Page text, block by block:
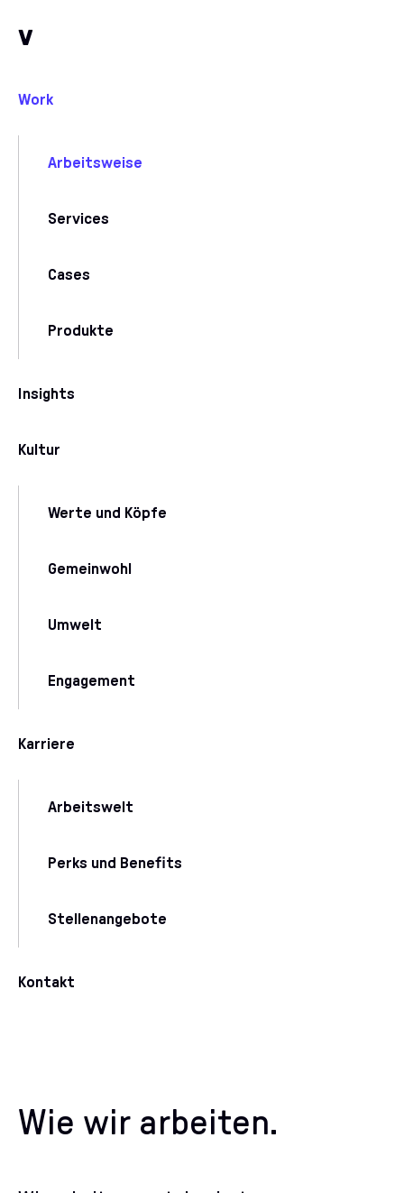
v
Work
Arbeitsweise
Services
Cases
Produkte
Insights
Kultur
Werte und Köpfe
Gemeinwohl
Umwelt
Engagement
Karriere
Arbeitswelt
Perks und Benefits
Stellenangebote
Kontakt
Wie wir arbeiten.